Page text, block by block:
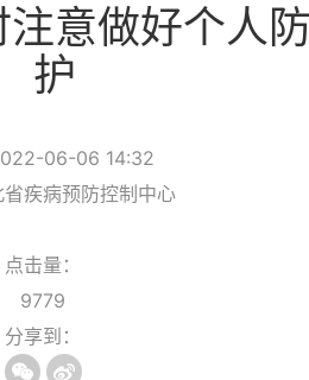
意做好个人
护
06-06 14:32
疾病预防控制中心
点击量：
9779
分享到：